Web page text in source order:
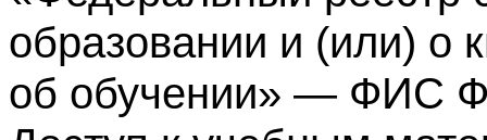
образовании и (или) о
об обучении» — ФИС